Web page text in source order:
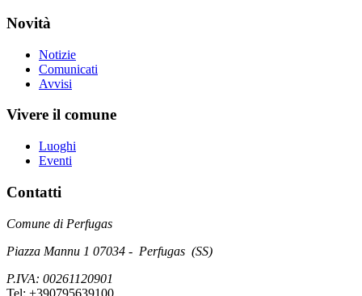
Novità
Notizie
Comunicati
Avvisi
Vivere il comune
Luoghi
Eventi
Contatti
Comune di Perfugas
Piazza Mannu 1 07034 - Perfugas (SS)
P.IVA: 00261120901
Tel: +390795639100